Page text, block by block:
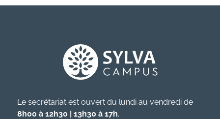
Le secrétariat est ouvert du lundi au vendredi de
8h00 à 12h30 | 13h30 à 17h.